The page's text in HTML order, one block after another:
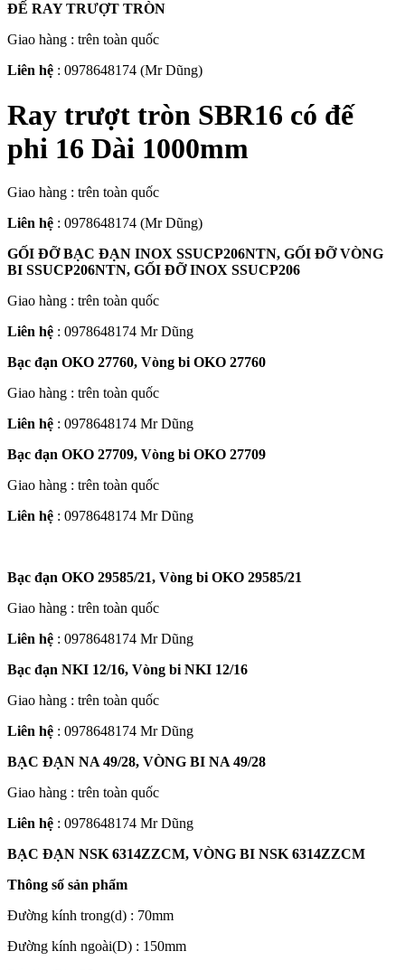
ĐẾ RAY TRƯỢT TRÒN
Giao hàng : trên toàn quốc
Liên hệ : 0978648174 (Mr Dũng)
Ray trượt tròn SBR16 có đế
phi 16 Dài 1000mm
Giao hàng : trên toàn quốc
Liên hệ : 0978648174 (Mr Dũng)
GỐI ĐỠ BẠC ĐẠN INOX SSUCP206NTN, GỐI ĐỠ VÒNG
BI SSUCP206NTN, GỐI ĐỠ INOX SSUCP206
Giao hàng : trên toàn quốc
Liên hệ : 0978648174 Mr Dũng
Bạc đạn OKO 27760, Vòng bi OKO 27760
Giao hàng : trên toàn quốc
Liên hệ : 0978648174 Mr Dũng
Bạc đạn OKO 27709, Vòng bi OKO 27709
Giao hàng : trên toàn quốc
Liên hệ : 0978648174 Mr Dũng
Bạc đạn OKO 29585/21, Vòng bi OKO 29585/21
Giao hàng : trên toàn quốc
Liên hệ : 0978648174 Mr Dũng
Bạc đạn NKI 12/16, Vòng bi NKI 12/16
Giao hàng : trên toàn quốc
Liên hệ : 0978648174 Mr Dũng
BẠC ĐẠN NA 49/28, VÒNG BI NA 49/28
Giao hàng : trên toàn quốc
Liên hệ : 0978648174 Mr Dũng
BẠC ĐẠN NSK 6314ZZCM, VÒNG BI NSK 6314ZZCM
Thông số sản phẩm
Đường kính trong(d) : 70mm
Đường kính ngoài(D) : 150mm